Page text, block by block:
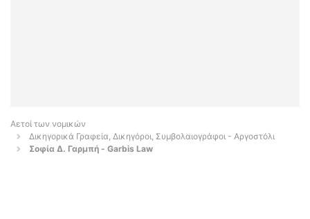
Αετοί των νομικών
Δικηγορικά Γραφεία, Δικηγόροι, Συμβολαιογράφοι - Αργοστόλι
Σοφία Δ. Γαρμπή - Garbis Law